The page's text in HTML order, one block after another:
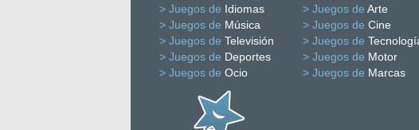
> Juegos de Idiomas > Juegos de Arte
> Juegos de Música > Juegos de Cine
> Juegos de Televisión > Juegos de
> Juegos de Deportes > Juegos de Motor
> Juegos de Ocio > Juegos de Marcas